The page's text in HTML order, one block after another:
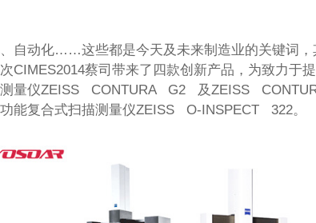
自动化……这些都是今天及未来制造业的关键词
CIMES2014蔡司带来了四款创新产品，为致力于
测量仪ZEISS CONTURA G2 及ZEISS
能复合式扫描测量仪ZEISS O-INSPECT 322。